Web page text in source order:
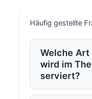
Häufig gestellte
Welche
wird im
serviert?